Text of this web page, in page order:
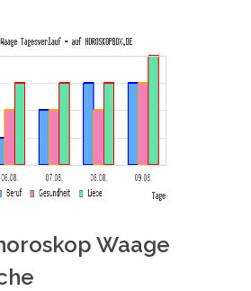
Waage